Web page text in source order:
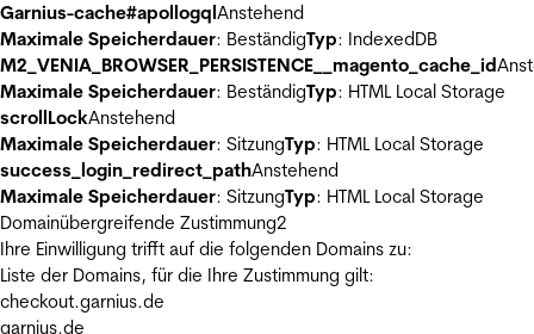
Garnius-cache#apollogqlAnstehend
Maximale Speicherdauer: BeständigTyp: IndexedDB
M2_VENIA_BROWSER_PERSISTENCE__magento_cache_id
Maximale Speicherdauer: BeständigTyp: HTML Local Storage
scrollLockAnstehend
Maximale Speicherdauer: SitzungTyp: HTML Local Storage
success_login_redirect_pathAnstehend
Maximale Speicherdauer: SitzungTyp: HTML Local Storage
Domainübergreifende Zustimmung2
Ihre Einwilligung trifft auf die folgenden Domains zu:
Liste der Domains, für die Ihre Zustimmung gilt:
checkout.garnius.de
garnius.de